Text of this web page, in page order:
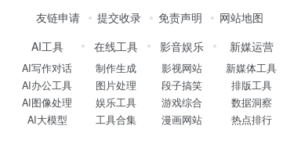
友链申请 提交收录 免责声明
网站地图
AI工具
AI写作对话
AI办公工具
AI图像处理
AI大模型
在线工具
制作生成
图片处理
娱乐工具
工具合集
影音娱乐
影视网站
段子搞笑
游戏综合
漫画网站
新媒运营
新媒体工具
排版工具
数据洞察
热点排行